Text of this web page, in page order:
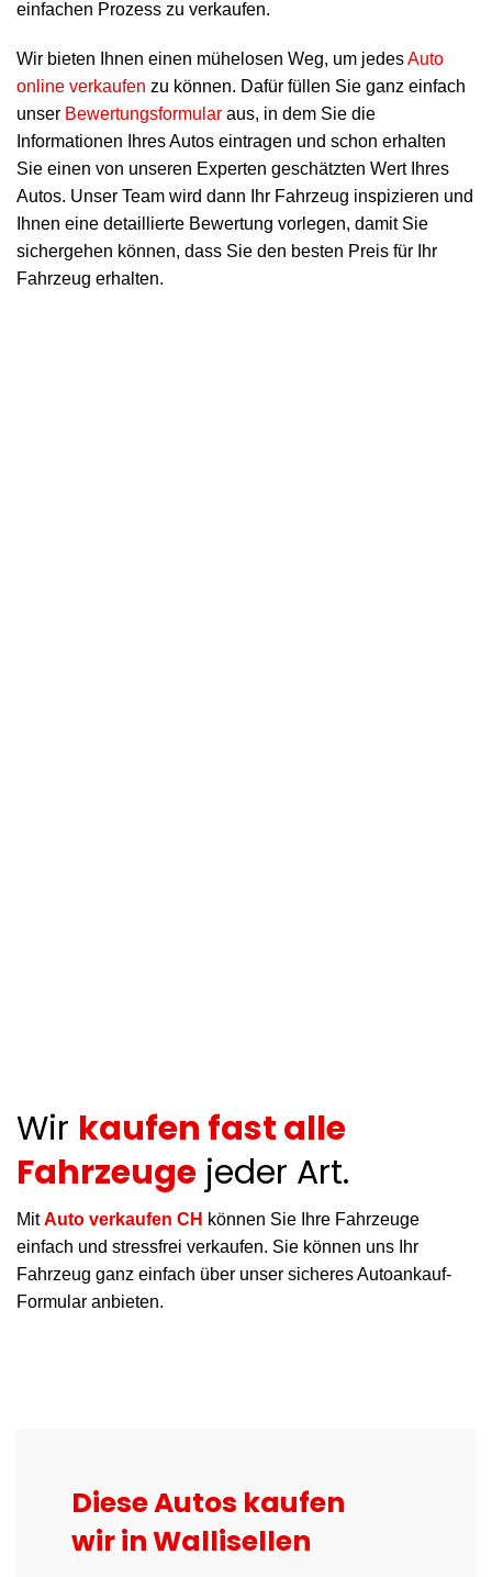
einfachen Prozess zu verkaufen.
Wir bieten Ihnen einen mühelosen Weg, um jedesAuto
online verkaufen zu können. Dafür füllen Sie ganz einfach
unser Bewertungsformular aus, in dem Sie die
Informationen Ihres Autos eintragen und schon erhalten
Sie einen von unseren Experten geschätzten Wert Ihres
Autos. Unser Team wird dann Ihr Fahrzeug inspizieren und
Ihnen eine detaillierte Bewertung vorlegen, damit Sie
sichergehen können, dass Sie den besten Preis für Ihr
Fahrzeug erhalten.
Wir kaufen fast alle
Fahrzeuge jeder Art.
MitAuto verkaufen CH können Sie Ihre Fahrzeuge
einfach und stressfrei verkaufen. Sie können uns Ihr
Fahrzeug ganz einfach über unser sicheres Autoankauf-
Formular anbieten.
Diese Autos kaufen
wir in Wallisellen